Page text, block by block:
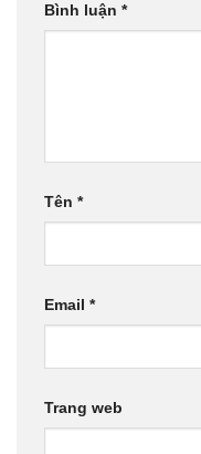
Bình luận *
Tên *
Email *
Trang web